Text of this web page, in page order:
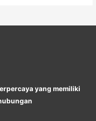
yang memiliki